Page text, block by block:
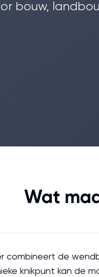
bouw,
Wat
combineert de
knikpunt kan de